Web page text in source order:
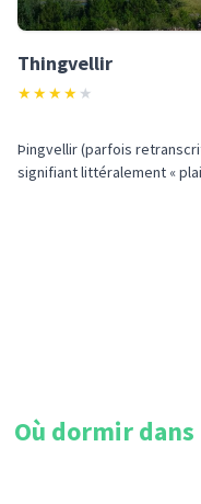
Thingvellir
★★★★ ★
Þingvellir (parfois
signifiant littéralement «
Où dormir